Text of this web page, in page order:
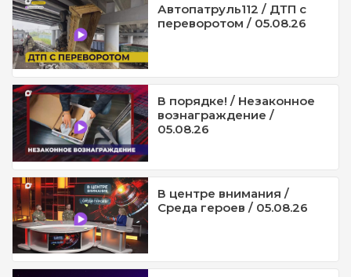
Автопатруль112 / ДТП с
переворотом / 05.08.26
В порядке! / Незаконное
вознаграждение /
05.08.26
В центре внимания /
Среда героев / 05.08.26